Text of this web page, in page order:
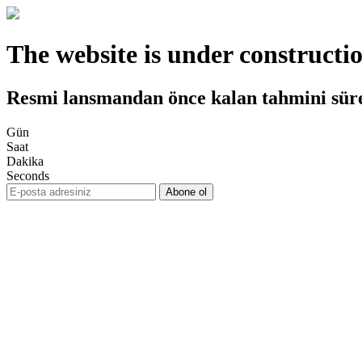
The website is under
Resmi lansmandan önce kalan tahmini
Gün
Saat
Dakika
Seconds